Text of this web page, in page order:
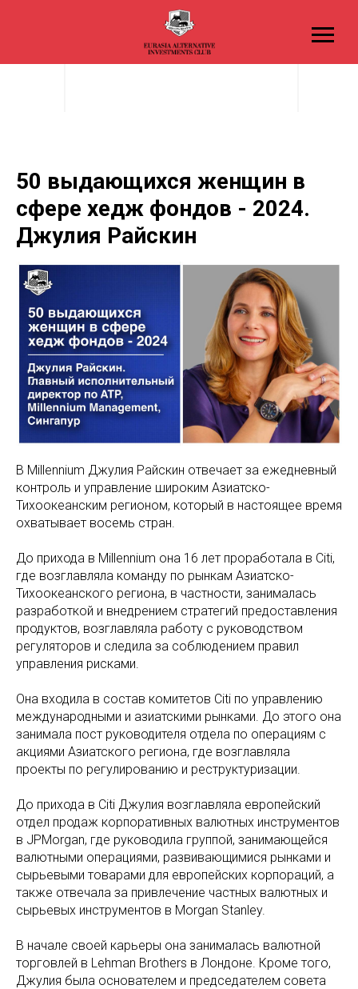
50 выдающихся женщин в
сфере хедж фондов - 2024.
Джулия Райскин
В Millennium Джулия Райскин отвечает за ежедневный
контроль и управление широким Азиатско-
Тихоокеанским регионом, который в настоящее время
охватывает восемь стран.
До прихода в Millennium она 16 лет проработала в Citi,
где возглавляла команду по рынкам Азиатско-
Тихоокеанского региона, в частности, занималась
разработкой и внедрением стратегий предоставления
продуктов, возглавляла работу с руководством
регуляторов и следила за соблюдением правил
управления рисками.
Она входила в состав комитетов Citi по управлению
международными и азиатскими рынками. До этого она
занимала пост руководителя отдела по операциям с
акциями Азиатского региона, где возглавляла
проекты по регулированию и реструктуризации.
До прихода в Citi Джулия возглавляла европейский
отдел продаж корпоративных валютных инструментов
в JPMorgan, где руководила группой, занимающейся
валютными операциями, развивающимися рынками и
сырьевыми товарами для европейских корпораций, а
также отвечала за привлечение частных валютных и
сырьевых инструментов в Morgan Stanley.
В начале своей карьеры она занималась валютной
торговлей в Lehman Brothers в Лондоне. Кроме того,
Джулия была основателем и председателем совета